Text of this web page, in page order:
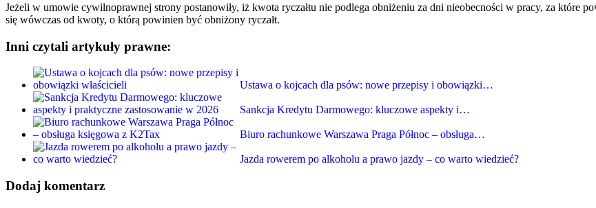
Jeżeli w umowie cywilnoprawnej strony postanowiły, iż kwota ryczałtu nie podlega obniżeniu za dni nieobecności w pracy, za które
się wówczas od kwoty, o którą powinien być obniżony ryczałt.
Inni czytali artykuły prawne:
Ustawa o kojcach dla psów: nowe przepisy i obowiązki…
Sankcja Kredytu Darmowego: kluczowe aspekty i…
Biuro rachunkowe Warszawa Praga Północ – obsługa…
Jazda rowerem po alkoholu a prawo jazdy – co warto wiedzieć?
Dodaj komentarz